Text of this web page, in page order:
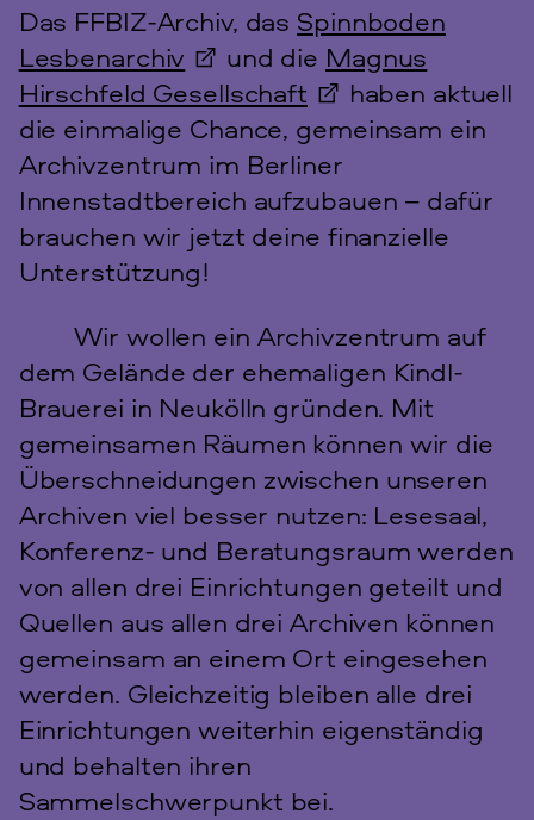
Das FFBIZ-Archiv, das Spinnboden
Lesbenarchiv
und die Magnus
Hirschfeld Gesellschaft
haben aktuell
die einmalige Chance, gemeinsam ein
Archivzentrum im Berliner
Innenstadtbereich aufzubauen – dafür
brauchen wir jetzt deine finanzielle
Unterstützung!
Wir wollen ein Archivzentrum auf
dem Gelände der ehemaligen Kindl-
Brauerei in Neukölln gründen. Mit
gemeinsamen Räumen können wir die
Überschneidungen zwischen unseren
Archiven viel besser nutzen: Lesesaal,
Konferenz- und Beratungsraum werden
von allen drei Einrichtungen geteilt und
Quellen aus allen drei Archiven können
gemeinsam an einem Ort eingesehen
werden. Gleichzeitig bleiben alle drei
Einrichtungen weiterhin eigenständig
und behalten ihren
Sammelschwerpunkt bei.